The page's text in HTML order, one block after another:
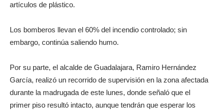
artículos de plástico.
Los bomberos llevan el 60% del incendio controlado; sin
embargo, continúa saliendo humo.
Por su parte, el alcalde de Guadalajara, Ramiro Hernández
García, realizó un recorrido de supervisión en la zona afectada
durante la madrugada de este lunes, donde señaló que el
primer piso resultó intacto, aunque tendrán que esperar los